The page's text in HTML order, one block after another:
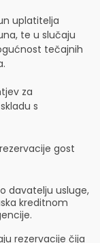
uplatitelja
te u slučaju
tečajnih
za
s
gost
davatelju usluge,
kreditnom
rezervacije čija